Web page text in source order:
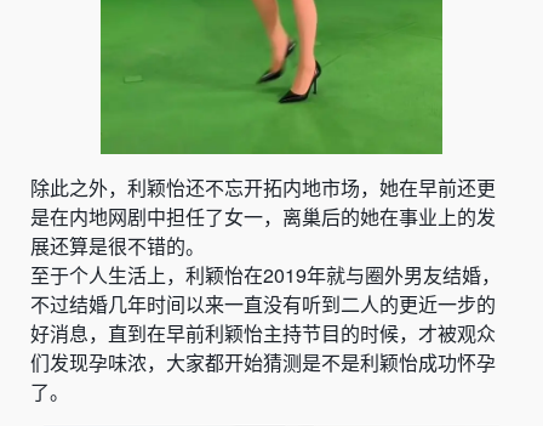
除此之外，利颖怡还不忘开拓内地市场，她在早前还更
是在内地网剧中担任了女一，离巢后的她在事业上的发
展还算是很不错的。
至于个人生活上，利颖怡在2019年就与圈外男友结婚，
不过结婚几年时间以来一直没有听到二人的更近一步的
好消息，直到在早前利颖怡主持节目的时候，才被观众
们发现孕味浓，大家都开始猜测是不是利颖怡成功怀孕
了。